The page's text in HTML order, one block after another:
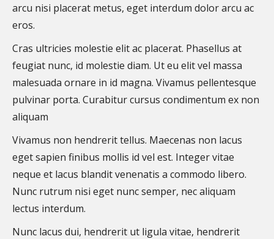
arcu nisi placerat metus, eget interdum dolor arcu ac
eros.
Cras ultricies molestie elit ac placerat. Phasellus at
feugiat nunc, id molestie diam. Ut eu elit vel massa
malesuada ornare in id magna. Vivamus pellentesque
pulvinar porta. Curabitur cursus condimentum ex non
aliquam
Vivamus non hendrerit tellus. Maecenas non lacus
eget sapien finibus mollis id vel est. Integer vitae
neque et lacus blandit venenatis a commodo libero.
Nunc rutrum nisi eget nunc semper, nec aliquam
lectus interdum.
Nunc lacus dui, hendrerit ut ligula vitae, hendrerit